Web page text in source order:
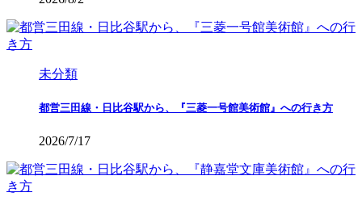
未分類
都営三田線・日比谷駅から、『三菱一号館美術館』への行き方
2026/7/17